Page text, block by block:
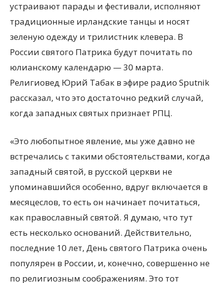
устраивают парады и фестивали, исполняют
традиционные ирландские танцы и носят
зеленую одежду и трилистник клевера. В
России святого Патрика будут почитать по
юлианскому календарю — 30 марта.
Религиовед Юрий Табак в эфире радио Sputnik
рассказал, что это достаточно редкий случай,
когда западных святых признает РПЦ.
«Это любопытное явление, мы уже давно не
встречались с такими обстоятельствами, когда
западный святой, в русской церкви не
упоминавшийся особенно, вдруг включается в
месяцеслов, то есть он начинает почитаться,
как православный святой. Я думаю, что тут
есть несколько оснований. Действительно,
последние 10 лет, День святого Патрика очень
популярен в России, и, конечно, совершенно не
по религиозным соображениям. Это тот